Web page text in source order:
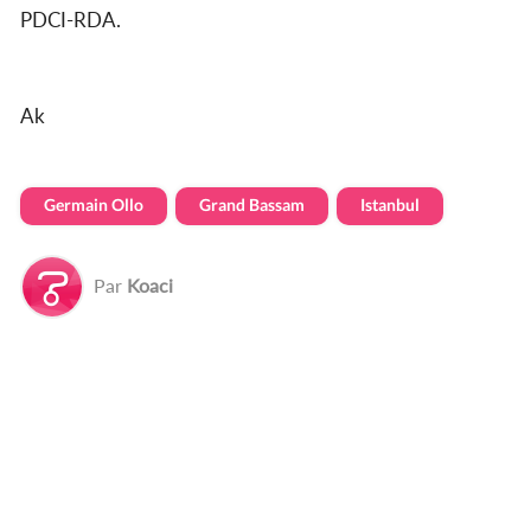
PDCI-RDA.
Ak
Germain Ollo Grand Bassam Istanbul
Par Koaci